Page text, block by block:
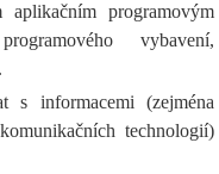
programovým
vybavení,
s informacemi (zejména
technologií)